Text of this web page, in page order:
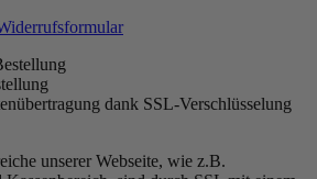
dank SSL-Verschlüsselung
unserer Webseite, wie z.B.